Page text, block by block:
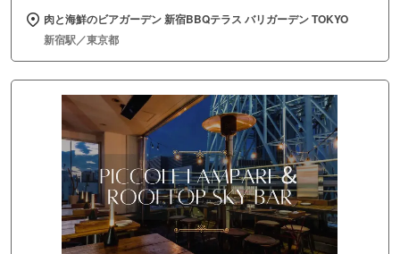
肉と海鮮のビアガーデン 新宿BBQテラス バリガーデン TOKYO
新宿駅／東京都